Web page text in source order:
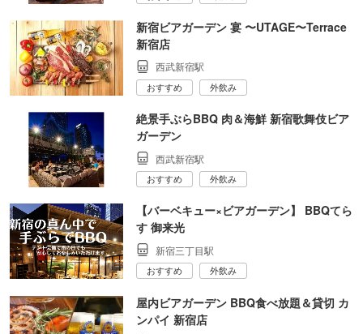
新宿ビアガーデン 宴 〜UTAGE〜Terrace
新宿店
西武新宿駅
おすすめ 外飲み
絶景手ぶらBBQ 肉＆海鮮 新宿歌舞伎ビア
ガーデン
西武新宿駅
おすすめ 外飲み
【バーベキュー×ビアガーデン】 BBQてら
す 御来光
新宿三丁目駅
おすすめ 外飲み
屋内ビアガーデン BBQ食べ放題＆貸切 カ
ンパイ 新宿店